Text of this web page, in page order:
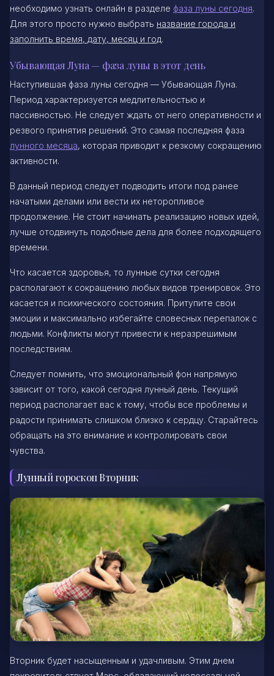
необходимо узнать онлайн в разделе фаза луны сегодня.
Для этого просто нужно выбрать название города и
заполнить время, дату, месяц и год.
Убывающая Луна — фаза луны в этот день
Наступившая фаза луны сегодня — Убывающая Луна.
Период характеризуется медлительностью и
пассивностью. Не следует ждать от него оперативности и
резвого принятия решений. Это самая последняя фаза
лунного месяца, которая приводит к резкому сокращению
активности.
В данный период следует подводить итоги под ранее
начатыми делами или вести их неторопливое
продолжение. Не стоит начинать реализацию новых идей,
лучше отодвинуть подобные дела для более подходящего
времени.
Что касается здоровья, то лунные сутки сегодня
располагают к сокращению любых видов тренировок. Это
касается и психического состояния. Притупите свои
эмоции и максимально избегайте словесных перепалок с
людьми. Конфликты могут привести к неразрешимым
последствиям.
Следует помнить, что эмоциональный фон напрямую
зависит от того, какой сегодня лунный день. Текущий
период располагает вас к тому, чтобы все проблемы и
радости принимать слишком близко к сердцу. Старайтесь
обращать на это внимание и контролировать свои
чувства.
Лунный гороскоп Вторник
Вторник будет насыщенным и удачливым. Этим днем